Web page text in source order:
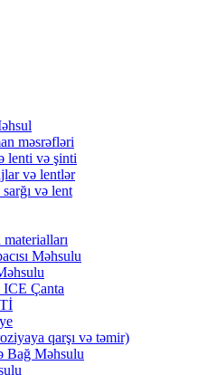
məsrəfləri
lenti və şinti
və lentlər
və lent
Məhsulu
Çanta
qarşı və təmir)
Bağ Məhsulu